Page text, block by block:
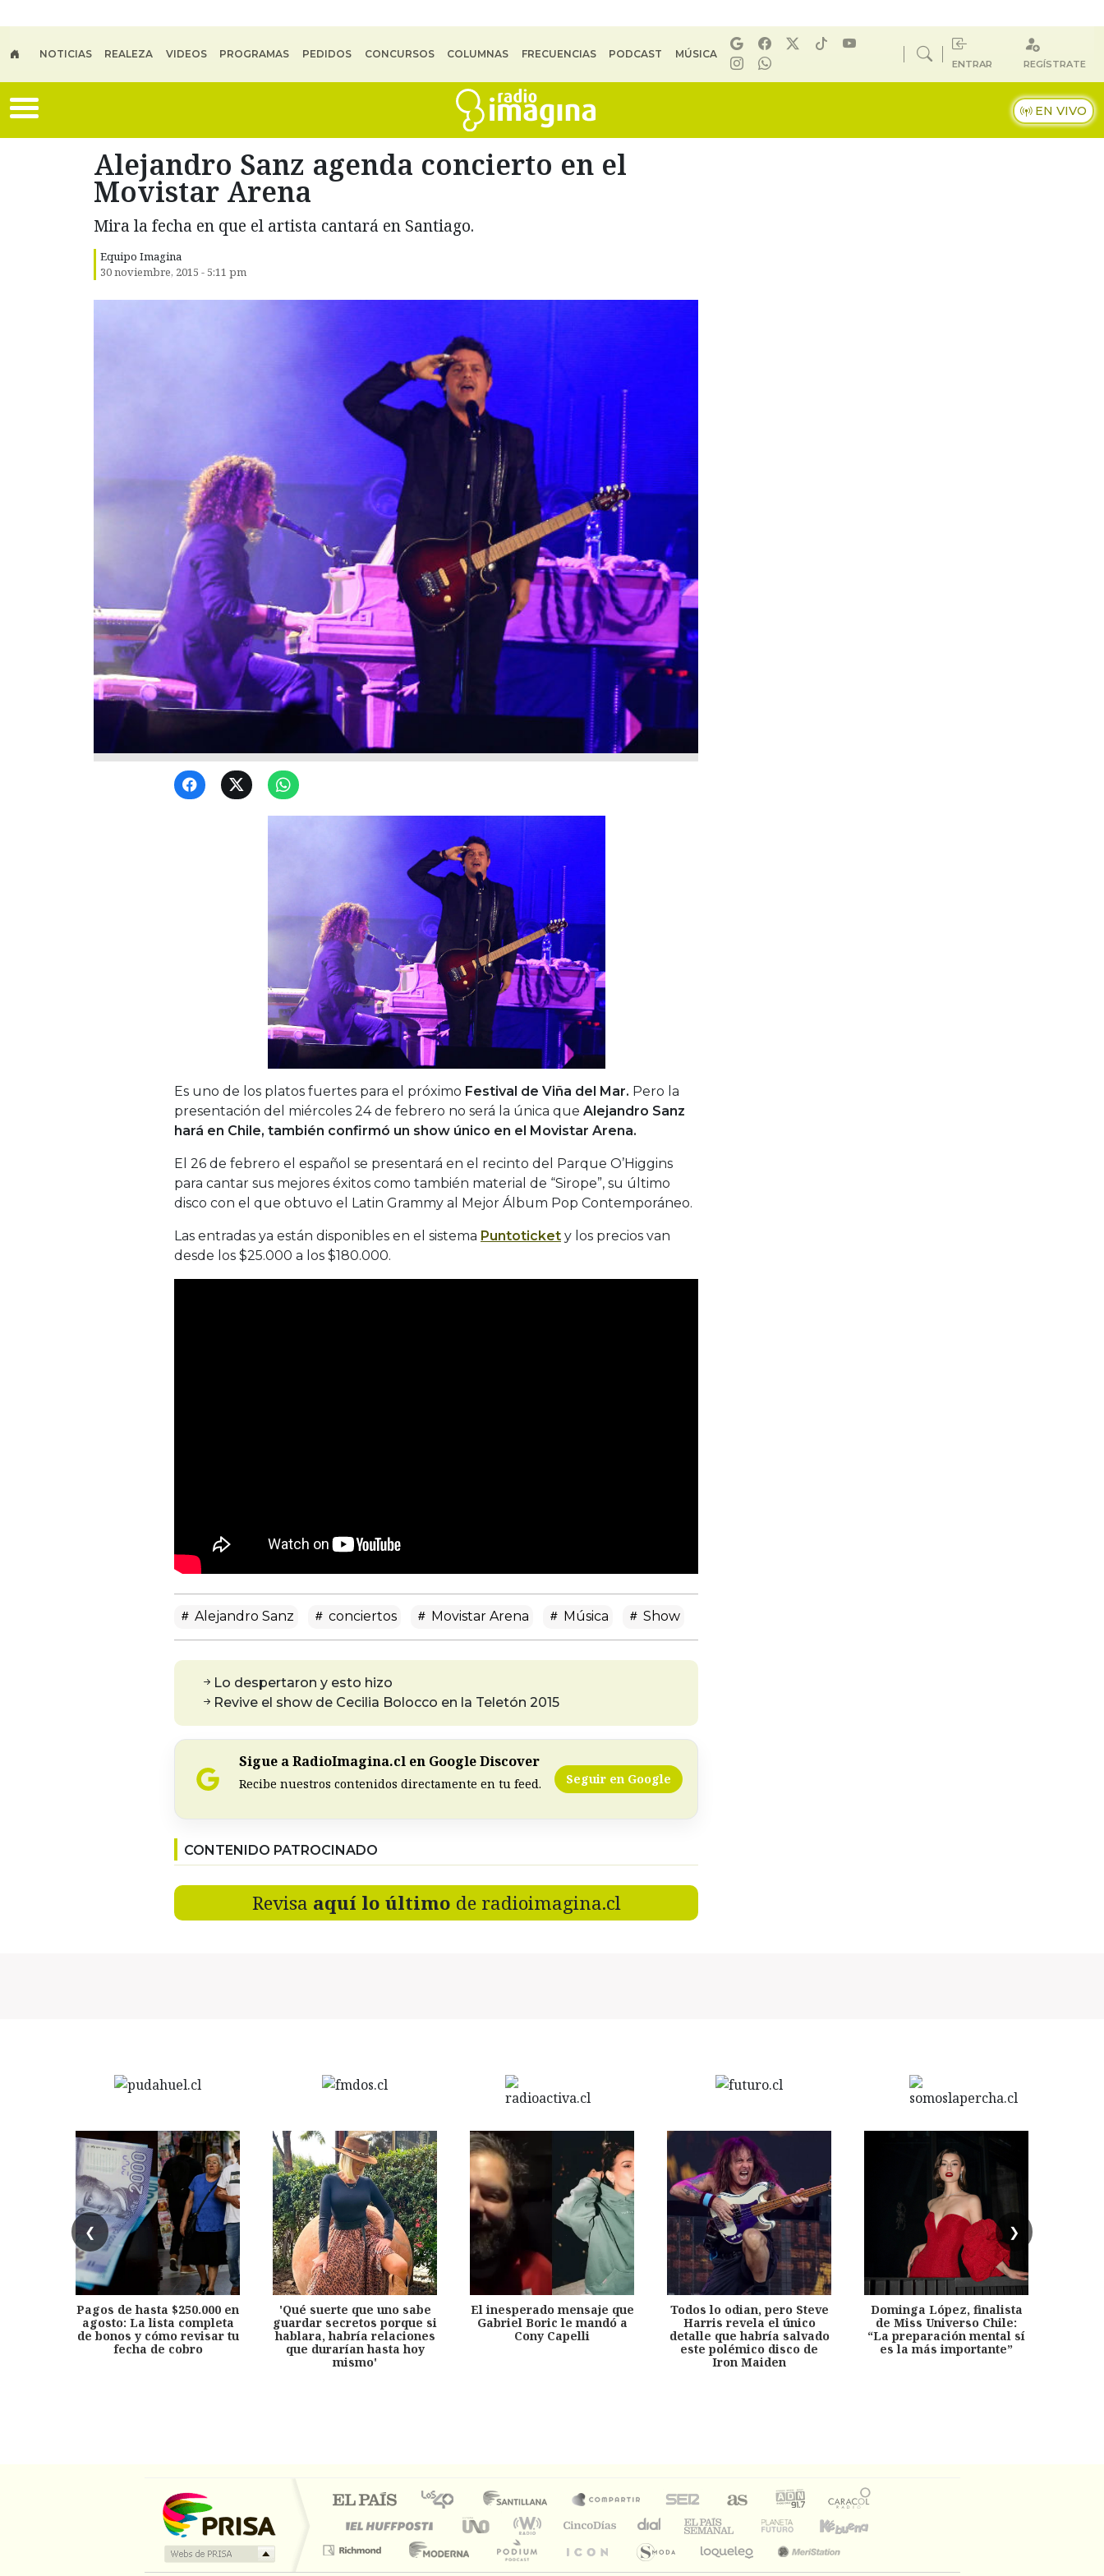
NOTICIAS REALEZA VIDEOS PROGRAMAS PEDIDOS CONCURSOS COLUMNAS FRECUENCIAS PODCAST MÚSICA
ENTRAR REGÍSTRATE
EN VIVO
Alejandro Sanz agenda concierto en el
Movistar Arena
Mira la fecha en que el artista cantará en Santiago.
Equipo Imagina
30 noviembre, 2015 - 5:11 pm
Es uno de los platos fuertes para el próximo Festival de Viña del Mar. Pero la
presentación del miércoles 24 de febrero no será la única que Alejandro Sanz
hará en Chile, también confirmó un show único en el Movistar Arena.
El 26 de febrero el español se presentará en el recinto del Parque O’Higgins
para cantar sus mejores éxitos como también material de “Sirope”, su último
disco con el que obtuvo el Latin Grammy al Mejor Álbum Pop Contemporáneo.
Las entradas ya están disponibles en el sistema Puntoticket y los precios van
desde los $25.000 a los $180.000.
Alejandro Sanz conciertos Movistar Arena Música Show
Lo despertaron y esto hizo
Revive el show de Cecilia Bolocco en la Teletón 2015
Sigue a RadioImagina.cl en Google Discover
Recibe nuestros contenidos directamente en tu feed. Seguir en Google
CONTENIDO PATROCINADO
Revisa aquí lo último de radioimagina.cl
❮ ❯
Pagos de hasta $250.000 en
agosto: La lista completa
de bonos y cómo revisar tu
fecha de cobro
'Qué suerte que uno sabe
guardar secretos porque si
hablara, habría relaciones
que durarían hasta hoy
mismo'
El inesperado mensaje que
Gabriel Boric le mandó a
Cony Capelli
Todos lo odian, pero Steve
Harris revela el único
detalle que habría salvado
este polémico disco de
Iron Maiden
Dominga López, finalista
de Miss Universo Chile:
“La preparación mental sí
es la más importante”